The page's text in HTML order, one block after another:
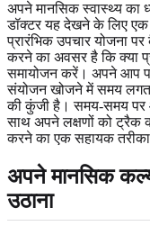
अपने मानसिक स्वास्थ्य का
डॉक्टर यह देखने के लिए एक
प्रारंभिक उपचार योजना
करने का अवसर है कि क्या
समायोजन करें। अपने आप
संयोजन खोजने में समय
की कुंजी है। समय-समय पर
साथ अपने लक्षणों को ट्रैक
करने का एक सहायक
अपने मानसिक
उठाना